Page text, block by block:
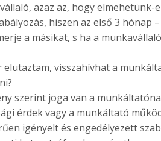
azaz az, hogy
hiszen az első 3
a másikat, s ha a
elutaztam, visszahívhat a
szerint joga van a
érdek vagy a munkáltató
igényelt és engedélyezett